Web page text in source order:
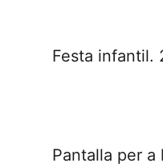
Festa infantil.
Pantalla per a